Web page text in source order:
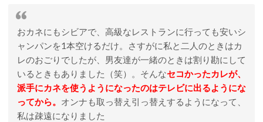
おカネにもシビアで、高級なレストランに行っても安いシ
ャンパンを1本空けるだけ。さすがに私と二人のときはカ
レのおごりでしたが、男友達が一緒のときは割り勘にして
いるときもありました（笑）。そんなセコかったカレが、
派手にカネを使うようになったのはテレビに出るようにな
ってから。 オンナも取っ替え引っ替えするようになって、
私は疎遠になりました